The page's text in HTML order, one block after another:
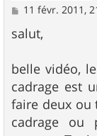
M
s
s
g
e
11 févr. 2011,
salut,
belle vidéo,
cadrage est
faire deux ou
cadrage